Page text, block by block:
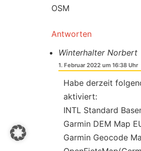
OSM
Antworten
Winterhalter Norbert
1. Februar 2022 um 16:38 Uhr
Habe derzeit
aktiviert:
INTL Standard
Garmin DEM Map
Garmin Geocode